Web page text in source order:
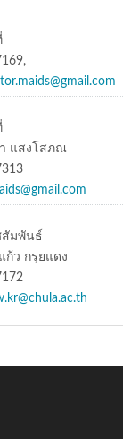
แสงโสภณ
สัมพันธ์
ก้ว กรุยแดง